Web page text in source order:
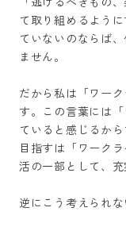
て取り組めるよう
ていないのならば
ません。
だから私は「ワー
す。この言葉には
ていると感じるから
目指すは「ワーク
活の一部として、充
逆にこう考えられ